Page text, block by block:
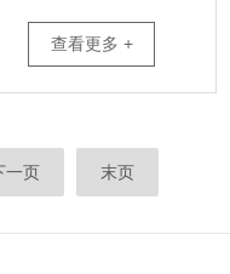
查看更多 +
一页 末页